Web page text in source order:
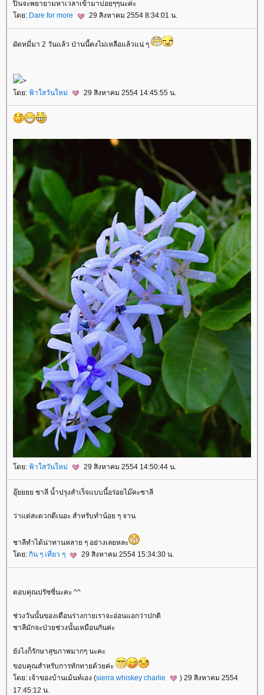
ปิ่นจะพยายามหาเวลาเข้ามาบ่อยๆๆนะค่ะ
ดย: Dare for more 29 สิงหาคม 2554 8:34:01 น.
ผัดหมี่มา 2 วันแล้ว ป่านนี้คงไม่เหลือแล้วแน่ ๆ
>
ดย: ฟ้าใสวันใหม่ 29 สิงหาคม 2554 14:45:55 น.
ดย: ฟ้าใสวันใหม่ 29 สิงหาคม 2554 14:50:44 น.
อุ๊ยยยย ชาลี น้ำปรุงสำเร็จแบบนี้อร่อยไม๊คะชาลี
ว่าแต่สะดวกดีเนอะ สำหรับทำน้อย ๆ จาน
ชาลีทำได้น่าทานหลาย ๆ อย่างเลยหละ
ดย: กิน ๆ เที่ยว ๆ 29 สิงหาคม 2554 15:34:30 น.
ตอบคุณปรัซซี่นะคะ ^^
ช่วงวันนั้นของเดือนร่างกายเราจะอ่อนแอกว่าปกติ
ชาลีมักจะป่วยช่วงนั้นเหมือนกันค่ะ
ังไงก็รักษาสุขภาพมากๆ นะคะ
ขอบคุณสำหรับการทักทายด้วยค่ะ
ดย: เจ้าของบ้านเม้นท์เอง (sierra whiskey charlie
) 29 สิงหาคม 2554
17:45:12 น.